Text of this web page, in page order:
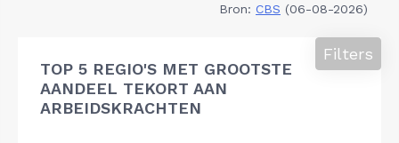
Bron: CBS (06-08-2026)
TOP 5 REGIO'S MET GROOTSTE
AANDEEL TEKORT AAN
ARBEIDSKRACHTEN
Filters